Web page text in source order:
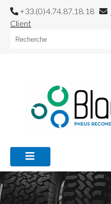
+33.(0)4.74.87.18.18
Client